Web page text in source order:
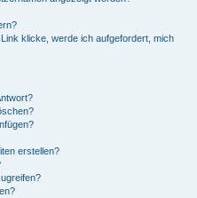
klicke, werde ich aufgefordert, mich
erstellen?